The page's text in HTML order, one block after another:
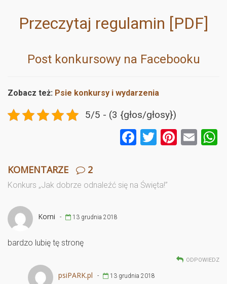
Przeczytaj regulamin [PDF]
Post konkursowy na Facebooku
Zobacz też: Psie konkursy i wydarzenia
5/5 - (3 {głos/głosy})
F
b
T
er
Pi E
KOMENTARZE 2
Konkurs „Jak dobrze odnaleźć się na Święta!”
Korni - 13 grudnia 2018
bardzo lubię tę stronę
ODPOWIEDZ
psiPARK.pl - 13 grudnia 2018